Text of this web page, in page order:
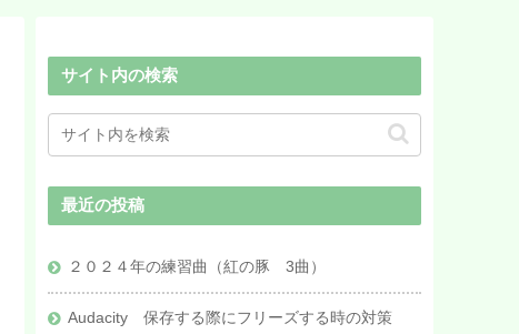
サイト内の検索
最近の投稿
２０２４年の練習曲（紅の豚 3曲）
Audacity 保存する際にフリーズする時の対策